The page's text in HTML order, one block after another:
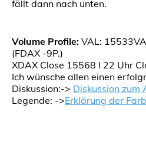
fällt dann nach unten.
Volume Profile: VAL:
(FDAX -9P.)
XDAX Close 15568 I 22 Uhr
Ich wünsche allen einen
Diskussion:-> Diskussion zum
Legende: ->Erklärung der